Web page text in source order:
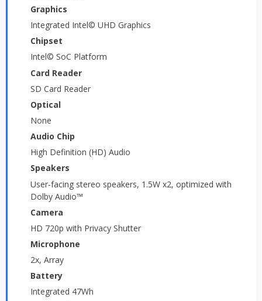
Graphics
Integrated Intel© UHD Graphics
Chipset
Intel© SoC Platform
Card Reader
SD Card Reader
Optical
None
Audio Chip
High Definition (HD) Audio
Speakers
User-facing stereo speakers, 1.5W x2, optimized with
Dolby Audio™
Camera
HD 720p with Privacy Shutter
Microphone
2x, Array
Battery
Integrated 47Wh